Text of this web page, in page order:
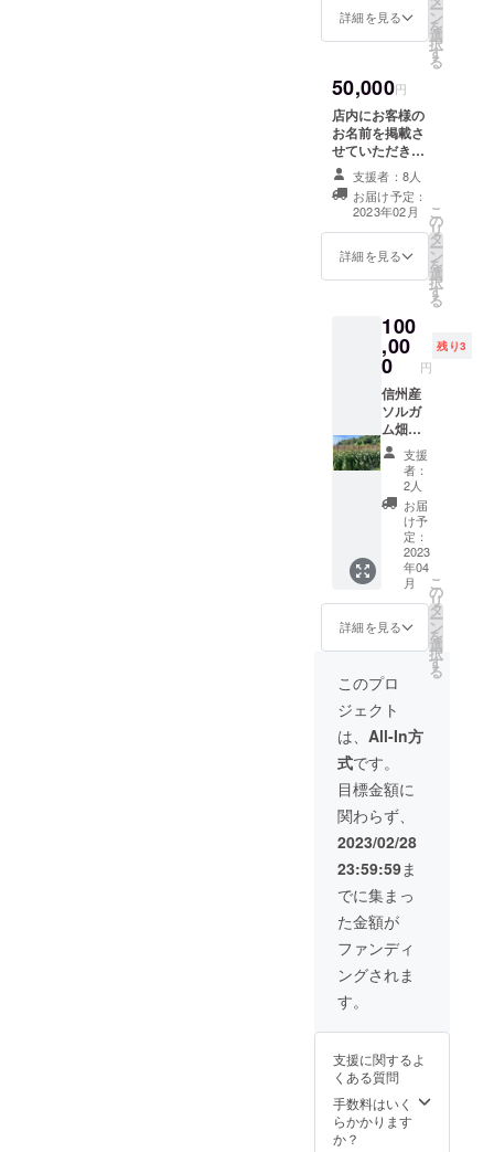
1000円
以上の
条件と
なりま
す。
なお、
クーポ
ン利用
の場合
は差額
のお釣
りが出
ません
ので予
承くだ
さい。
※商品券
の有効
期限は
2023年
12月末
までと
させて
いただ
きま
す。
お召し
す。
【内容
（予
定）】
○ソルガ
ムまる
パン ○
ソルガ
ムベー
グル
試作中
の商品
が含ま
れる
為、内
容の変
更があ
る場合
がござ
いま
す。 ※
冷凍便
での発
送とな
りま
す。 ※
画像は
イメー
ジとな
りま
す。実
際の返
礼品と
は内容
が異な
る可能
性がご
ざいま
すので
ご了承
くださ
い。 ※
原材料
及び添
加物等
の食品
表示は
お届け
商品の
す。
）で取
州産の
こだわ
り素材
など店
内全て
の商品
でご利
用可能
な商品
りま
す。 提
法：商
品券は
郵送に
てお届
け先に
記載い
ただい
た住所
宛にお
送りさ
せてい
ただき
ます。
※商品券
は1000
円単位
での発
りま
す。ご
件は一
回につ
き、
1000円
以上の
お買い
上げが
条件と
なりま
す。
なお、
クーポ
ン利用
の場合
は差額
のお釣
りが出
ません
さい。
※商品券
の有効
期限は
2023年
頃に
メール
便にて
にお届
けいた
しま
す。
2023年
2月〜
2024年
1月まで
の１年
期便と
なりま
に15g〜
20gを加
えて炊
飯する
だけで
簡単に
ソルガ
ムご飯
を作る
ことが
できま
す。 毎
日ソル
ガムを
食べま
しょ
飯以外
にも茹
肉の代
用品と
して使
用した
り、
スープ
やカ
レーの
具材と
しても
オスス
メで
す！ ＜
農産物
の場合
＞ ・名
称：赤
ソルガ
国/産
地：日
本/長野
県 ・サ
イズ/重
量：
詳細を見る ー
ン
を
選
択
す
る
50,000円
店内にお客様の
お名前を掲載さ
せていただきま
す。 ※個人名・
団体名・企業名
など掲載内容は
ご自由に指定い
ただけます。 掲
載期間：OPEN
から永続的に 掲
ていただき、掲
載内容（文字）
についてご相談
させていただき
②ご
指定いただいた
内容でお名前を
刻印した表札を
店舗内にて掲載
させていただき
③ご
希望の方は店舗
HPにも「協賛」
としてお名前を
掲載させていた
だきます。 ※支
されるお名前を
ご記入くださ
い。 店舗が無事
に運営を続ける
限り、お客様の
お名前は店内に
残ります。 お店
とスタッフの一
員になったおつ
もりで末長く見
ます！
支援者：8人
お届け予定：
2023年02月
詳細を見る
こ
の
リ
タ
ー
ン
を
選
択
す
る
100
,00
0 円
残り3
信州産
ソルガ
ム畑の
オー
ナー権
収穫量
約30kg
分の畑
のオー
ナーに
なって
いただ
けま
す！ ○
毎月１
回ソル
ガムの
成長状
況を写
真でお
知らせ
しま
す。 ○
収穫し
たソル
ガムは
全量ご
希望の
製品に
してお
届けい
たしま
す。
（選択
・ソル
実（ご
飯やお
かずに
使えま
す） ・
支援
者：
2人
お届
け予
定：
2023
年04
月
詳細を見る
こ
の
リ
タ
ー
ン
を
選
択
す
る
このプロ
ジェクト
は、 All-In方
式です。
目標金額に
関わらず、
2023/02/28
23:59:59ま
でに集まっ
た金額が
ファンディ
ングされま
す。
支援に関するよ
くある質問
手数料はいく
らかかります
か？